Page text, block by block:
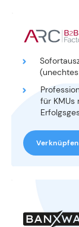
für
Verknüpfen